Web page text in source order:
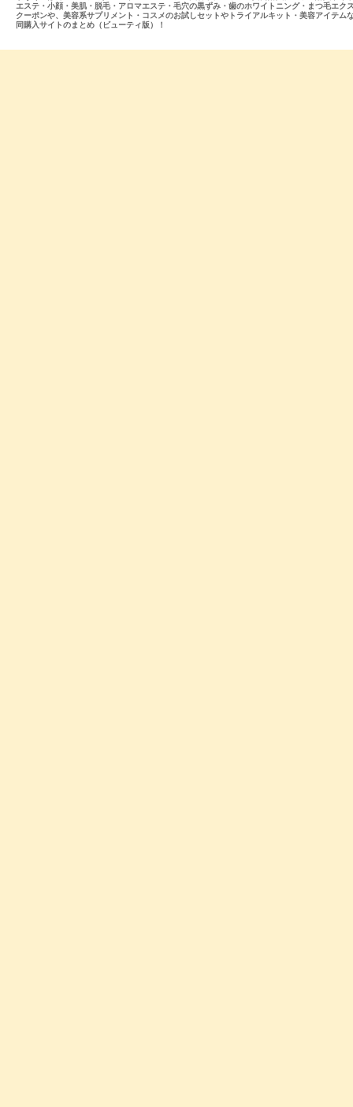
エステ・小顔・美肌・脱毛・アロマエステ・毛穴の黒ずみ・歯のホワイトニング・まつ毛エ
クーポンや、美容系サプリメント・コスメのお試しセットやトライアルキット・美容アイテ
同購入サイトのまとめ（ビューティ版）！